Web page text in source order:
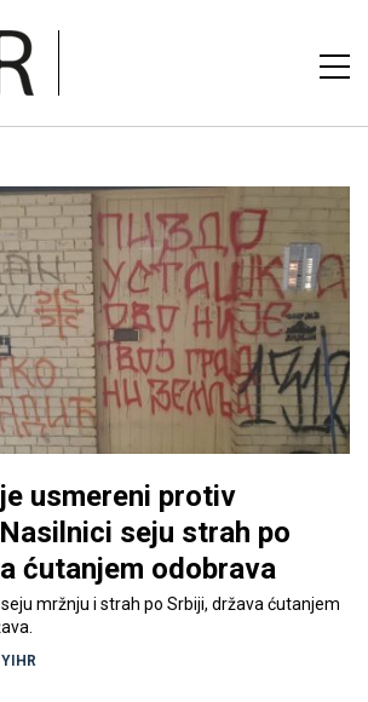
usmereni protiv
seju strah po
ćutanjem odobrava
mržnju i strah po Srbiji, država ćutanjem
YIHR